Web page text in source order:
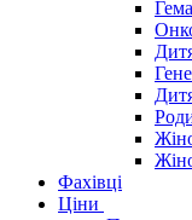
Фахівці
Ціни